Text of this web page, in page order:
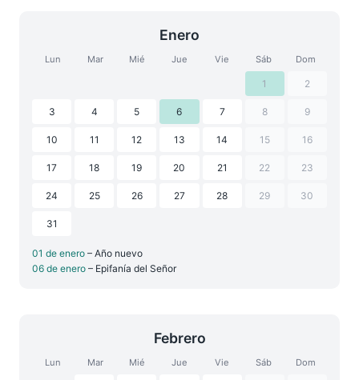
Enero
Lun Mar Mié Jue Vie Sáb Dom
1 2
3 4 5 6 7 8 9
10 11 12 13 14 15 16
17 18 19 20 21 22 23
24 25 26 27 28 29 30
31
01 de enero – Año nuevo
06 de enero – Epifanía del Señor
Febrero
Lun Mar Mié Jue Vie Sáb Dom